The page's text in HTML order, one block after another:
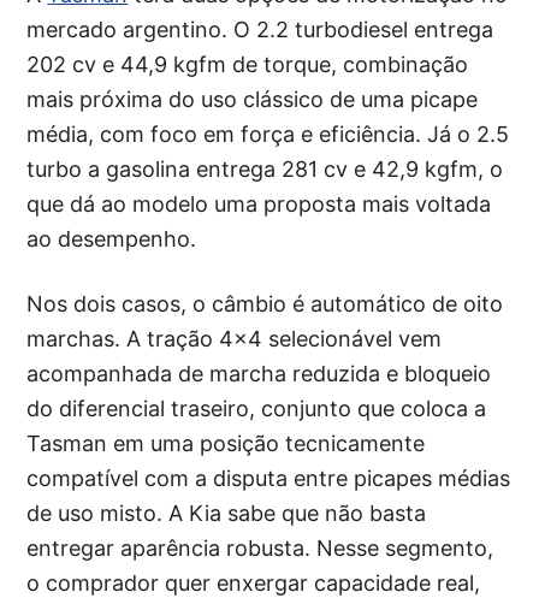
mercado argentino. O 2.2 turbodiesel entrega
202 cv e 44,9 kgfm de torque, combinação
mais próxima do uso clássico de uma picape
média, com foco em força e eficiência. Já o 2.5
turbo a gasolina entrega 281 cv e 42,9 kgfm, o
que dá ao modelo uma proposta mais voltada
ao desempenho.
Nos dois casos, o câmbio é automático de oito
marchas. A tração 4×4 selecionável vem
acompanhada de marcha reduzida e bloqueio
do diferencial traseiro, conjunto que coloca a
Tasman em uma posição tecnicamente
compatível com a disputa entre picapes médias
de uso misto. A Kia sabe que não basta
entregar aparência robusta. Nesse segmento,
o comprador quer enxergar capacidade real,